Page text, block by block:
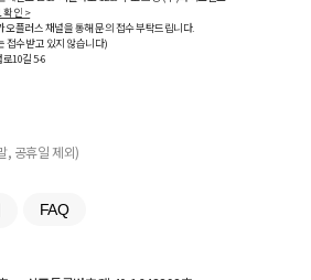
확인 >
플러스 채널을 통해 문의 접수 부탁드립니다.
접수받고 있지 않습니다)
로10길5-6
, 공휴일 제외)
FAQ